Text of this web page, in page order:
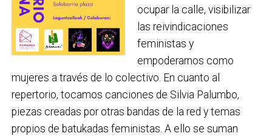
ocupar la calle, visibilizar
las reivindicaciones
feministas y
empoderarnos como
mujeres a través de lo colectivo. En cuanto al
repertorio, tocamos canciones de Silvia Palumbo,
piezas creadas por otras bandas de la red y temas
propios de batukadas feministas. A ello se suman